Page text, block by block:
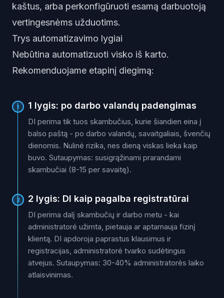
kaštus, arba perkonfigūruoti esamą darbuotoją
vertingesnėms užduotims.
Trys automatizavimo lygiai
Nebūtina automatizuoti visko iš karto.
Rekomenduojame etapinį diegimą:
1 1 lygis: po darbo valandų padengimas
DI perima tik tuos skambučius, kurie šiandien eina į
balso paštą - po darbo valandų, savaitgaliais, švenčių
dienomis. Nulinė rizika, nes dieną viskas lieka kaip
buvo. Sutaupymas: susigrąžinami prarandami
skambučiai (8-15 per savaitę).
2 2 lygis: DI kaip pagalba registratūrai
DI perima dalį skambučių ir darbo metu - kai
administratorė užimta, pietauja ar aptarnauja fizinį
klientą. DI apdoroja paprastus klausimus ir
registracijas, administratorė tvarko sudėtingus
atvejus. Sutaupymas: 30-40% administratorės laiko
atlaisvinimas.